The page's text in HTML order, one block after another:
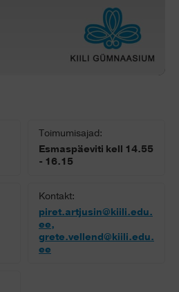
Toimumisajad:
Esmaspäeviti kell 14.55
- 16.15
Kontakt:
piret.artjusin@kiili.edu.
ee,
grete.vellend@kiili.edu.
ee